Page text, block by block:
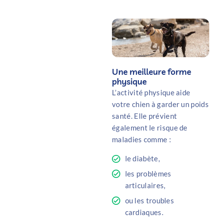
Une meilleure forme
physique
L’activité physique aide
votre chien à garder un poids
santé. Elle prévient
également le risque de
maladies comme :
le diabète,
les problèmes
articulaires,
ou les troubles
cardiaques.